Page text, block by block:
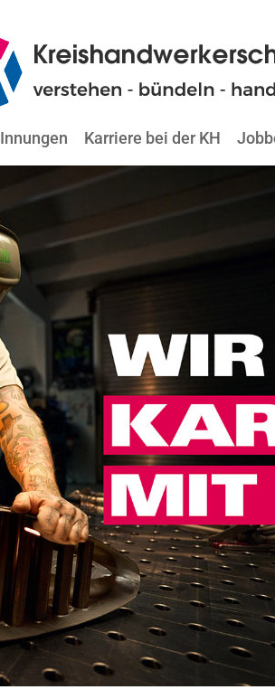
Innungen Karriere bei der KH